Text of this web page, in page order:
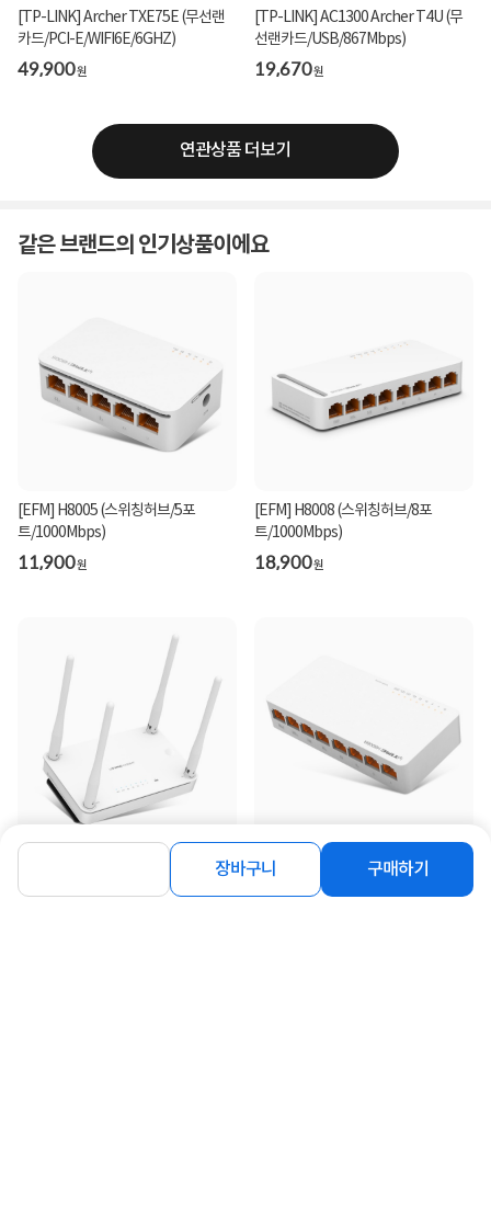
장바구니 구매하기
[TP-LINK] Archer TXE75E (무선랜
카드/PCI-E/WIFI6E/6GHZ)
49,900원
[TP-LINK] AC1300 Archer T4U (무
선랜카드/USB/867Mbps)
19,670원
연관상품 더보기
같은 브랜드의 인기상품이에요
[EFM] H8005 (스위칭허브/5포
트/1000Mbps)
11,900원
[EFM] H8008 (스위칭허브/8포
트/1000Mbps)
18,900원
[EFM] ipTIME AX2004T 화이트 (유무
[EFM] ipTIME H8008R (스위칭허
브/8포트/1000Mbps)